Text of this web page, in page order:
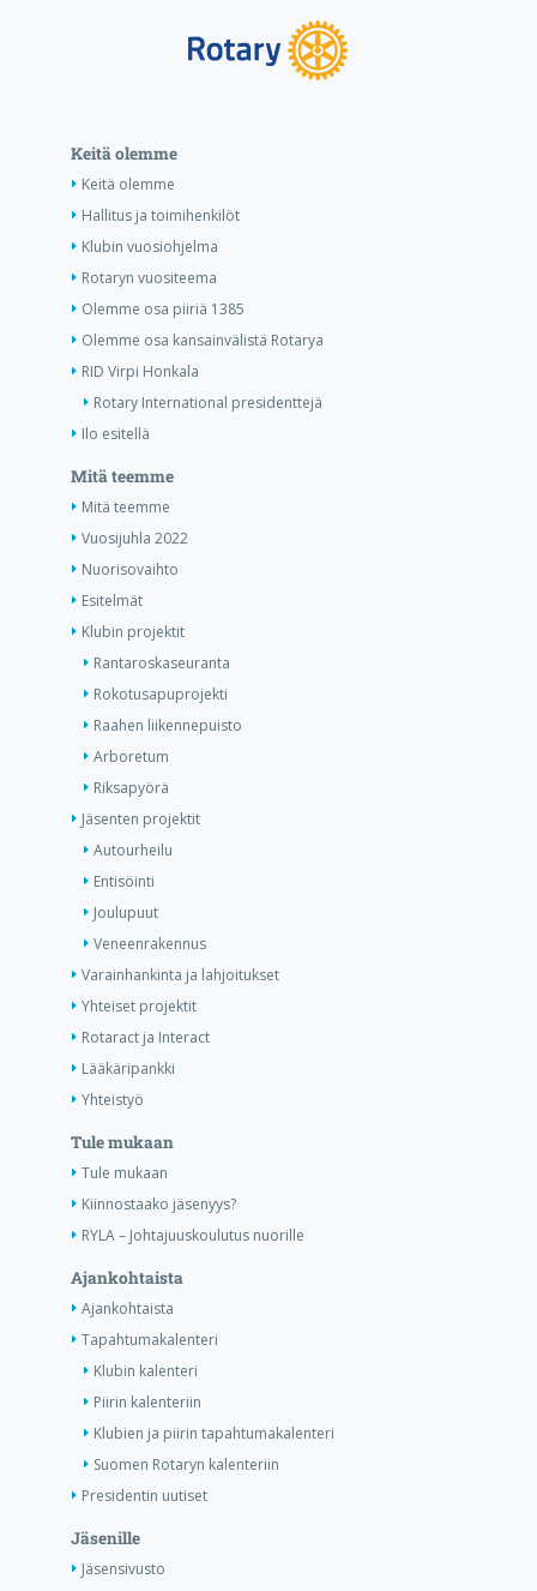
Keitä olemme
Keitä olemme
Hallitus ja toimihenkilöt
Klubin vuosiohjelma
Rotaryn vuositeema
Olemme osa piiriä 1385
Olemme osa kansainvälistä Rotarya
RID Virpi Honkala
Rotary International presidenttejä
Ilo esitellä
Mitä teemme
Mitä teemme
Vuosijuhla 2022
Nuorisovaihto
Esitelmät
Klubin projektit
Rantaroskaseuranta
Rokotusapuprojekti
Raahen liikennepuisto
Arboretum
Riksapyörä
Jäsenten projektit
Autourheilu
Entisöinti
Joulupuut
Veneenrakennus
Varainhankinta ja lahjoitukset
Yhteiset projektit
Rotaract ja Interact
Lääkäripankki
Yhteistyö
Tule mukaan
Tule mukaan
Kiinnostaako jäsenyys?
RYLA – Johtajuuskoulutus nuorille
Ajankohtaista
Ajankohtaista
Tapahtumakalenteri
Klubin kalenteri
Piirin kalenteriin
Klubien ja piirin tapahtumakalenteri
Suomen Rotaryn kalenteriin
Presidentin uutiset
Jäsenille
Jäsensivusto